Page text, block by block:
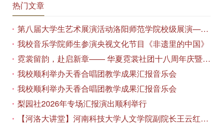
热门文章
第八届大学生艺术展演活动洛阳师范学院校级展演——艺术作品专场展览在美术与艺术学院顺利开展
我校音乐学院师生参演央视文化节目《非遗里的中国》
霓裳留韵，赴启新章—— 华夏霓裳社团十八周年庆暨毕业季特别演出圆满落幕
我校顺利举办天香合唱团教学成果汇报音乐会
我校顺利举办天香合唱团教学成果汇报音乐会
梨园社2026年专场汇报演出顺利举行
【河洛大讲堂】河南科技大学人文学院副院长王云红教授应邀作专题讲座